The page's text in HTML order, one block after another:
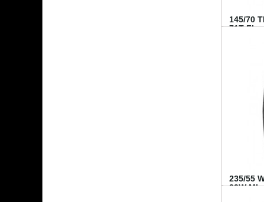
145/70
71T FI...
235/55
99W